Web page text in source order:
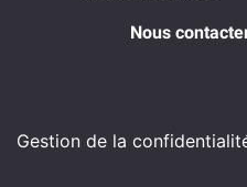
Nous
Gestion de la